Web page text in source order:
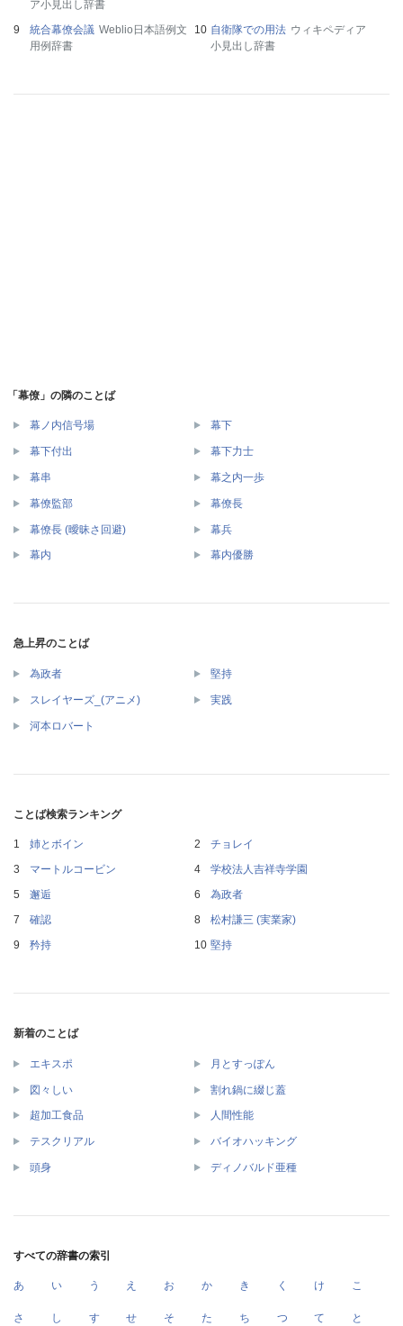
ア小見出し辞書
統合幕僚会議 Weblio日本語例文
用例辞書
自衛隊での用法 ウィキペディア
小見出し辞書
「幕僚」の隣のことば
幕ノ内信号場 幕下
幕下付出 幕下力士
幕串 幕之内一歩
幕僚監部 幕僚長
幕僚長 (曖昧さ回避) 幕兵
幕内 幕内優勝
急上昇のことば
為政者 堅持
スレイヤーズ_(アニメ) 実践
河本ロバート
ことば検索ランキング
姉とボイン
チョレイ
マートルコービン
学校法人吉祥寺学園
邂逅
為政者
確認
松村謙三 (実業家)
矜持
堅持
新着のことば
エキスポ 月とすっぽん
図々しい 割れ鍋に綴じ蓋
超加工食品 人間性能
テスクリアル バイオハッキング
頭身 ディノバルド亜種
すべての辞書の索引
あ い う え お か き く け こ
さ し す せ そ た ち つ て と